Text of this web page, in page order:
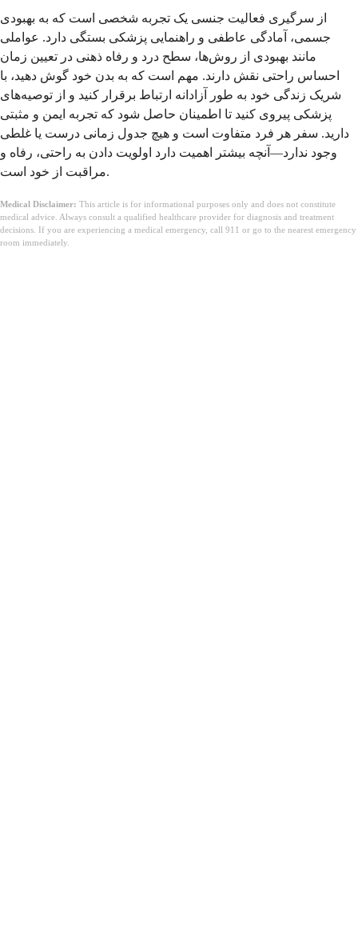
از سرگیری فعالیت جنسی یک تجربه شخصی است که به بهبودی
جسمی، آمادگی عاطفی و راهنمایی پزشکی بستگی دارد. عواملی
مانند بهبودی از روش‌ها، سطح درد و رفاه ذهنی در تعیین زمان
احساس راحتی نقش دارند. مهم است که به بدن خود گوش دهید، با
شریک زندگی خود به طور آزادانه ارتباط برقرار کنید و از توصیه‌های
پزشکی پیروی کنید تا اطمینان حاصل شود که تجربه ایمن و مثبتی
دارید. سفر هر فرد متفاوت است و هیچ جدول زمانی درست یا غلطی
وجود ندارد—آنچه بیشتر اهمیت دارد اولویت دادن به راحتی، رفاه و
مراقبت از خود است.
Medical Disclaimer: This article is for informational purposes only and does not constitute
medical advice. Always consult a qualified healthcare provider for diagnosis and treatment
decisions. If you are experiencing a medical emergency, call 911 or go to the nearest emergency
room immediately.